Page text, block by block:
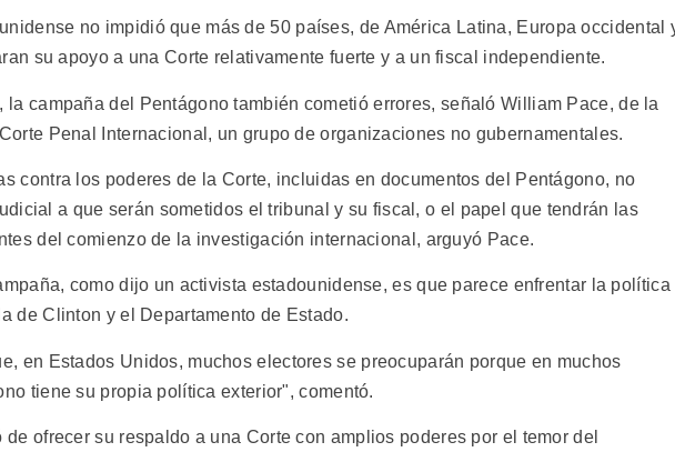
no impidió que más de 50 países, de América Latina, Europa occidental
su apoyo a una Corte relativamente fuerte y a un fiscal independiente.
la campaña del Pentágono también cometió errores, señaló William Pace, de la
Penal Internacional, un grupo de organizaciones no gubernamentales.
contra los poderes de la Corte, incluidas en documentos del Pentágono, no
a que serán sometidos el tribunal y su fiscal, o el papel que tendrán las
del comienzo de la investigación internacional, arguyó Pace.
como dijo un activista estadounidense, es que parece enfrentar la política
de Clinton y el Departamento de Estado.
en Estados Unidos, muchos electores se preocuparán porque en muchos
tiene su propia política exterior", comentó.
ofrecer su respaldo a una Corte con amplios poderes por el temor del